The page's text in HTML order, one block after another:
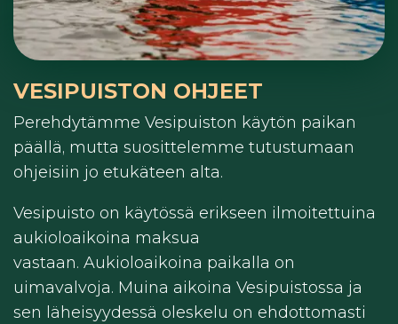
VESIPUISTON OHJEET
Perehdytämme Vesipuiston käytön paikan
päällä, mutta suosittelemme tutustumaan
ohjeisiin jo etukäteen alta.
Vesipuisto on käytössä erikseen ilmoitettuina
aukioloaikoina maksua
vastaan. Aukioloaikoina paikalla on
uimavalvoja. Muina aikoina Vesipuistossa ja
sen läheisyydessä oleskelu on ehdottomasti